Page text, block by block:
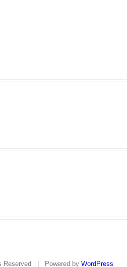
| Powered by WordPress